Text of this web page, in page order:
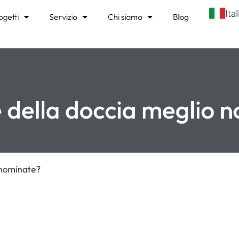
Servizio Chi siamo Blog
doccia meglio